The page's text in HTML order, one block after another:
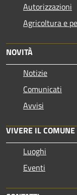
Autorizzazioni
Agricoltura e
NOVITÀ
Notizie
Comunicati
Avvisi
VIVERE IL COMUNE
Luoghi
Eventi